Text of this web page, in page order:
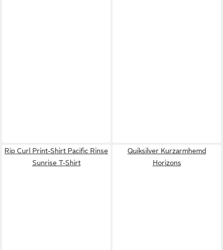
Rip Curl Print-Shirt Pacific Rinse
Sunrise T-Shirt
Quiksilver Kurzarmhemd
Horizons